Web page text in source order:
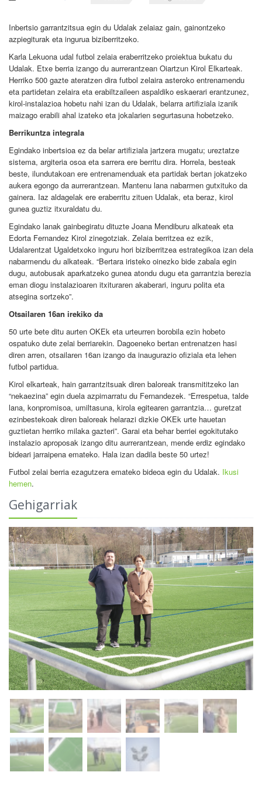
Inbertsio garrantzitsua egin du Udalak zelaiaz gain, gainontzeko
azpiegiturak eta ingurua biziberritzeko.
Karla Lekuona udal futbol zelaia eraberritzeko proiektua bukatu du
Udalak. Etxe berria izango du aurrerantzean Oiartzun Kirol Elkarteak.
Herriko 500 gazte ateratzen dira futbol zelaira asteroko entrenamendu
eta partidetan zelaira eta erabiltzaileen aspaldiko eskaerari erantzunez,
kirol-instalazioa hobetu nahi izan du Udalak, belarra artifiziala izanik
maizago erabili ahal izateko eta jokalarien segurtasuna hobetzeko.
Berrikuntza integrala
Egindako inbertsioa ez da belar artifiziala jartzera mugatu; ureztatze
sistema, argiteria osoa eta sarrera ere berritu dira. Horrela, besteak
beste, ilundutakoan ere entrenamenduak eta partidak bertan jokatzeko
aukera egongo da aurrerantzean. Mantenu lana nabarmen gutxituko da
gainera. Iaz aldagelak ere eraberritu zituen Udalak, eta beraz, kirol
gunea guztiz itxuraldatu du.
Egindako lanak gainbegiratu dituzte Joana Mendiburu alkateak eta
Edorta Fernandez Kirol zinegotziak. Zelaia berritzea ez ezik,
Udalarentzat Ugaldetxoko inguru hori biziberritzea estrategikoa izan dela
nabarmendu du alkateak. “Bertara iristeko oinezko bide zabala egin
dugu, autobusak aparkatzeko gunea atondu dugu eta garrantzia berezia
eman diogu instalazioaren itxituraren akaberari, inguru polita eta
atsegina sortzeko”.
Otsailaren 16an irekiko da
50 urte bete ditu aurten OKEk eta urteurren borobila ezin hobeto
ospatuko dute zelai berriarekin. Dagoeneko bertan entrenatzen hasi
diren arren, otsailaren 16an izango da inaugurazio ofiziala eta lehen
futbol partidua.
Kirol elkarteak, hain garrantzitsuak diren baloreak transmititzeko lan
“nekaezina” egin duela azpimarratu du Fernandezek. “Errespetua, talde
lana, konpromisoa, umiltasuna, kirola egitearen garrantzia… guretzat
ezinbestekoak diren baloreak helarazi dizkie OKEk urte hauetan
guztietan herriko milaka gazteri”. Garai eta behar berriei egokitutako
instalazio aproposak izango ditu aurrerantzean, mende erdiz egindako
bideari jarraipena emateko. Hala izan dadila beste 50 urtez!
Futbol zelai berria ezagutzera emateko bideoa egin du Udalak. Ikusi
hemen.
Gehigarriak